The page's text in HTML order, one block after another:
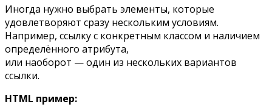
Иногда нужно выбрать элементы, которые
удовлетворяют сразу нескольким условиям.
Например, ссылку с конкретным классом и наличием
определённого атрибута,
или наоборот — один из нескольких вариантов
ссылки.
HTML пример: